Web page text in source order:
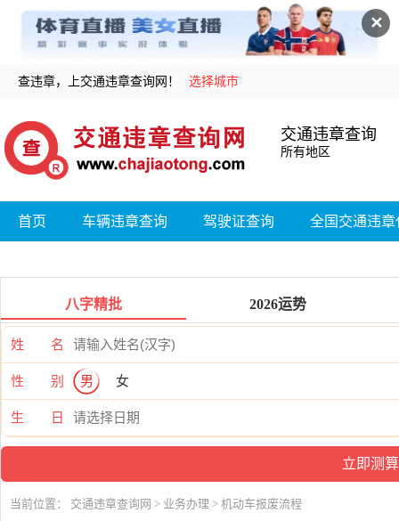
✕
查违章，上交通违章查询网！ 选择城市
交通违章查询
所有地区
首页 车辆违章查询 驾驶证查询 全国交通违
八字精批 2026运势
姓 名
性 别 男 女
生 日
当前位置： 交通违章查询网 > 业务办理 > 机动车报废流程